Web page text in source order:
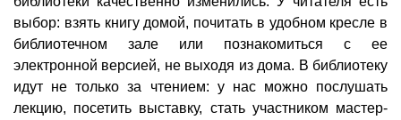
выбор: взять книгу домой, почитать в удобном кресле в
библиотечном зале или познакомиться с ее
электронной версией, не выходя из дома. В библиотеку
идут не только за чтением: у нас можно послушать
лекцию, посетить выставку, стать участником мастер-